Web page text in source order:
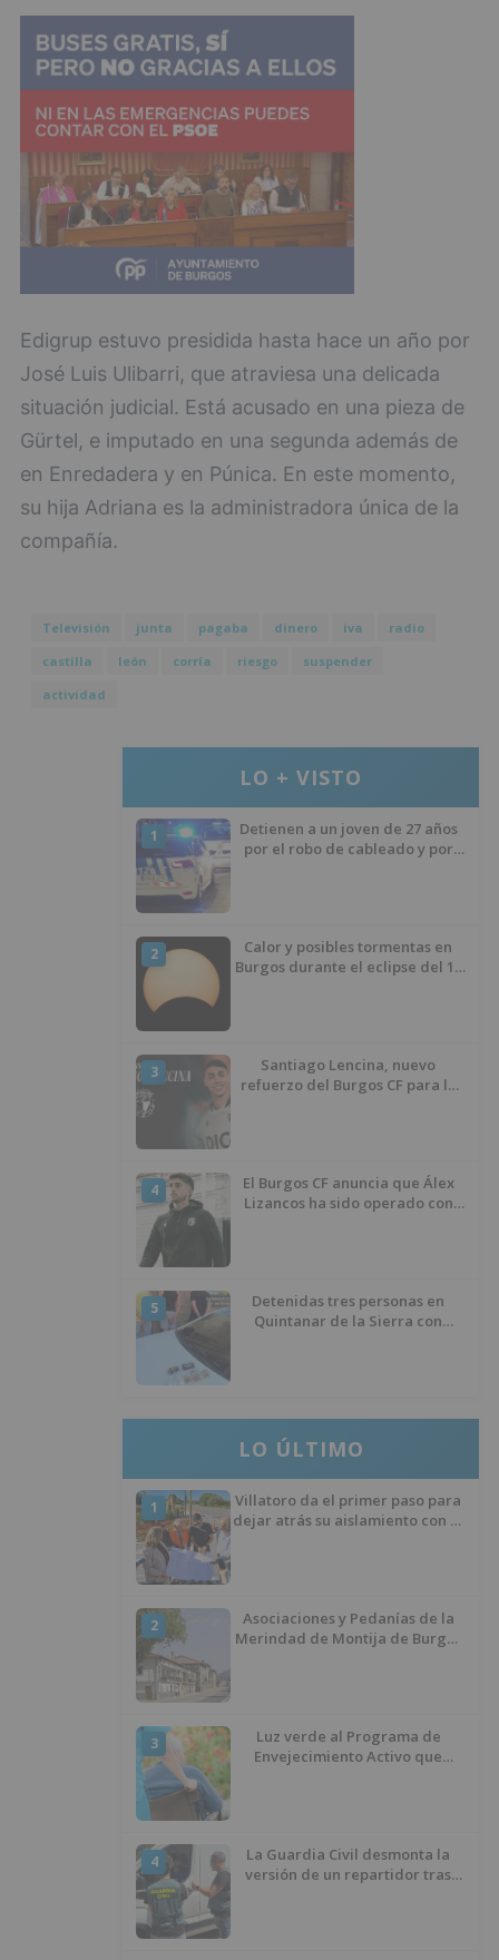
Edigrup estuvo presidida hasta hace un año por
José Luis Ulibarri, que atraviesa una delicada
situación judicial. Está acusado en una pieza de
Gürtel, e imputado en una segunda además de
en Enredadera y en Púnica. En este momento,
su hija Adriana es la administradora única de la
compañía.
Televisión junta pagaba dinero iva
radio
castilla
león corría riesgo
suspender
actividad
LO + VISTO
1
Detienen a un joven de 27 años
por el robo de cableado y por
2
Calor y posibles tormentas en
Burgos durante el eclipse del 12
3
Santiago Lencina, nuevo
refuerzo del Burgos CF para la
4
El Burgos CF anuncia que Álex
Lizancos ha sido operado con
5
Detenidas tres personas en
Quintanar de la Sierra con
LO ÚLTIMO
1
Villatoro da el primer paso para
dejar atrás su aislamiento con el
2
Asociaciones y Pedanías de la
Merindad de Montija de Burgos
3
Luz verde al Programa de
Envejecimiento Activo que
4
La Guardia Civil desmonta la
versión de un repartidor tras